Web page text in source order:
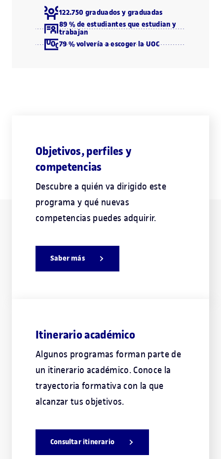
122.750 graduados y graduadas
89 % de estudiantes que estudian y
trabajan
79 % volvería a escoger la UOC
Objetivos, perfiles y
competencias
Descubre a quién va dirigido este
programa y qué nuevas
competencias puedes adquirir.
Saber más
Itinerario académico
Algunos programas forman parte de
un itinerario académico. Conoce la
trayectoria formativa con la que
alcanzar tus objetivos.
Consultar itinerario